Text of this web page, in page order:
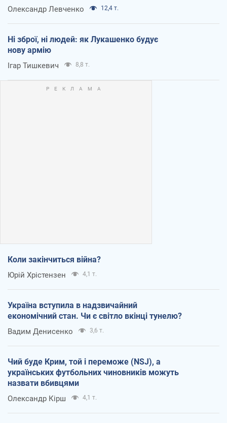
Олександр Левченко 12,4 т.
Ні зброї, ні людей: як Лукашенко будує
нову армію
Ігар Тишкевич 8,8 т.
Коли закінчиться війна?
Юрій Хрістензен 4,1 т.
Україна вступила в надзвичайний
економічний стан. Чи є світло вкінці тунелю?
Вадим Денисенко 3,6 т.
Чий буде Крим, той і переможе (NSJ), а
українських футбольних чиновників можуть
назвати вбивцями
Олександр Кірш 4,1 т.